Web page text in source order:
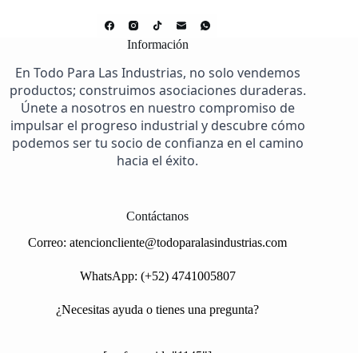
Información
En Todo Para Las Industrias, no solo vendemos
productos; construimos asociaciones duraderas.
Únete a nosotros en nuestro compromiso de
impulsar el progreso industrial y descubre cómo
podemos ser tu socio de confianza en el camino
hacia el éxito.
Contáctanos
Correo:atencioncliente@todoparalasindustrias.com
WhatsApp: (+52) 4741005807
¿Necesitas ayuda o tienes una pregunta?